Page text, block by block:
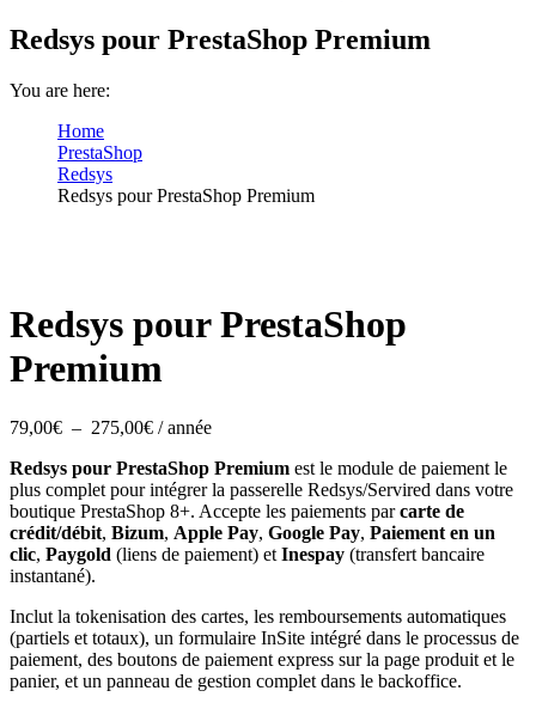
Redsys pour PrestaShop Premium
You are here:
Home
PrestaShop
Redsys
Redsys pour PrestaShop Premium
Redsys pour PrestaShop
Premium
79,00€ – 275,00€Plage
prix :
79,00€
à
275,00€
/ année
Redsys pour PrestaShop Premium est le module de paiement le
plus complet pour intégrer la passerelle Redsys/Servired dans votre
boutique PrestaShop 8+. Accepte les paiements parcarte de
crédit/débit, Bizum, Apple Pay, Google Pay, Paiement en un
clic, Paygold (liens de paiement) et Inespay (transfert bancaire
instantané).
Inclut la tokenisation des cartes, les remboursements automatiques
(partiels et totaux), un formulaire InSite intégré dans le processus de
paiement, des boutons de paiement express sur la page produit et le
panier, et un panneau de gestion complet dans le backoffice.